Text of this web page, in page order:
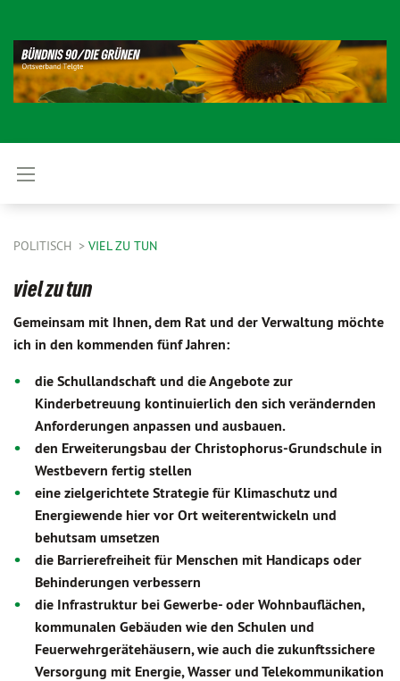
POLITISCH VIEL ZU TUN
viel zu tun
Gemeinsam mit Ihnen, dem Rat und der Verwaltung möchte
ich in den kommenden fünf Jahren:
die Schullandschaft und die Angebote zur
Kinderbetreuung kontinuierlich den sich verändernden
Anforderungen anpassen und ausbauen.
den Erweiterungsbau der Christophorus-Grundschule in
Westbevern fertig stellen
eine zielgerichtete Strategie für Klimaschutz und
Energiewende hier vor Ort weiterentwickeln und
behutsam umsetzen
die Barrierefreiheit für Menschen mit Handicaps oder
Behinderungen verbessern
die Infrastruktur bei Gewerbe- oder Wohnbauflächen,
kommunalen Gebäuden wie den Schulen und
Feuerwehrgerätehäusern, wie auch die zukunftssichere
Versorgung mit Energie, Wasser und Telekommunikation